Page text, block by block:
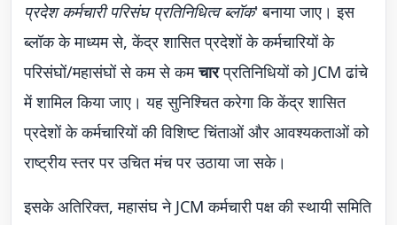
प्रदेश कर्मचारी परिसंघ प्रतिनिधित्व ब्लॉक' बनाया जाए। इस
ब्लॉक के माध्यम से, केंद्र शासित प्रदेशों के कर्मचारियों के
परिसंघों/महासंघों से कम से कमचारप्रतिनिधियों को JCM ढांचे
में शामिल किया जाए। यह सुनिश्चित करेगा कि केंद्र शासित
प्रदेशों के कर्मचारियों की विशिष्ट चिंताओं और आवश्यकताओं को
राष्ट्रीय स्तर पर उचित मंच पर उठाया जा सके।
इसके अतिरिक्त, महासंघ ने JCM कर्मचारी पक्ष की स्थायी समिति